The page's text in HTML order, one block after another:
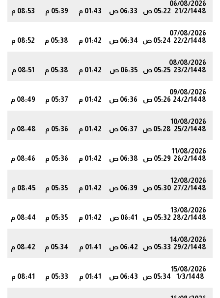
06/08/2026
21/2/1448 05:22 ص 06:33 ص 01:43 م 05:39 م 08:53 م
07/08/2026
22/2/1448 05:24 ص 06:34 ص 01:42 م 05:38 م 08:52 م
08/08/2026
23/2/1448 05:25 ص 06:35 ص 01:42 م 05:38 م 08:51 م
09/08/2026
24/2/1448 05:26 ص 06:36 ص 01:42 م 05:37 م 08:49 م
10/08/2026
25/2/1448 05:28 ص 06:37 ص 01:42 م 05:36 م 08:48 م
11/08/2026
26/2/1448 05:29 ص 06:38 ص 01:42 م 05:36 م 08:46 م
12/08/2026
27/2/1448 05:30 ص 06:39 ص 01:42 م 05:35 م 08:45 م
13/08/2026
28/2/1448 05:32 ص 06:41 ص 01:42 م 05:35 م 08:44 م
14/08/2026
29/2/1448 05:33 ص 06:42 ص 01:41 م 05:34 م 08:42 م
15/08/2026
1/3/1448
05:34 ص 06:43 ص 01:41 م 05:33 م 08:41 م